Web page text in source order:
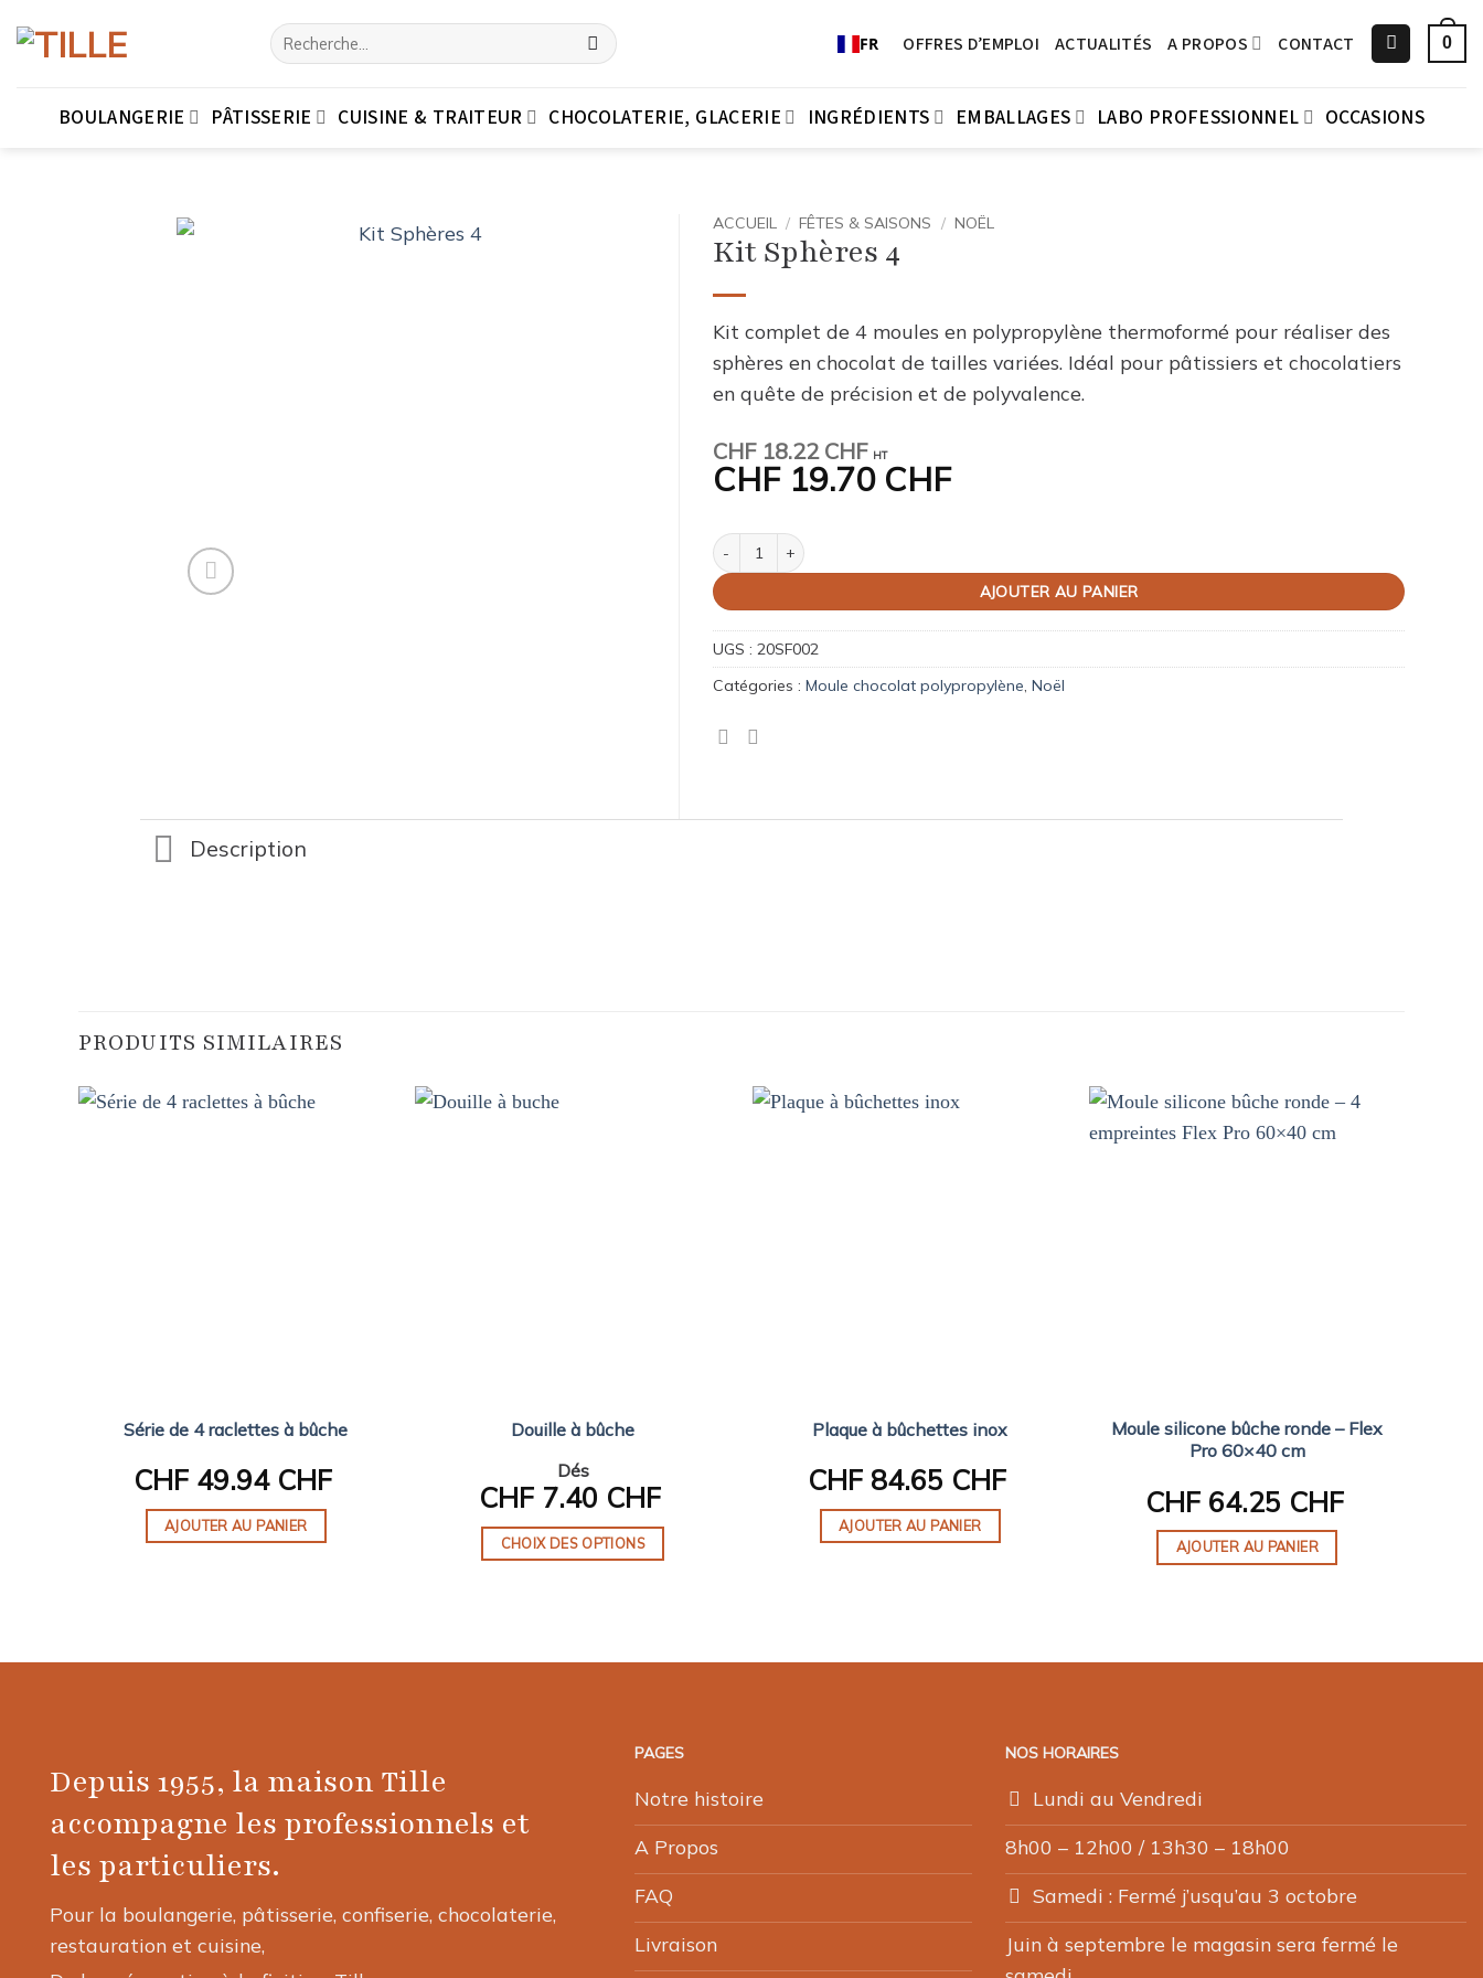
au
Recherche
pour :
FR OFFRES D’EMPLOI ACTUALITÉS A PROPOS CONTACT 0
BOULANGERIE PÂTISSERIE CUISINE & TRAITEUR CHOCOLATERIE, GLACERIE INGRÉDIENTS EMBALLAGES LABO PROFESSIONNEL OCCASIONS
ACCUEIL / FÊTES & SAISONS / NOËL
Kit Sphères 4
Kit complet de 4 moules en polypropylène thermoformé pour réaliser des
sphères en chocolat de tailles variées. Idéal pour pâtissiers et chocolatiers
en quête de précision et de polyvalence.
CHF18.22 CHF HT
CHF19.70 CHF
quantité de Kit Sphères 4
AJOUTER AU PANIER
UGS : 20SF002
Catégories : Moule chocolat polypropylène, Noël
Description
PRODUITS SIMILAIRES
Série de 4 raclettes à bûche
CHF 49.94 CHF
AJOUTER AU PANIER
Douille à bûche
Dés
CHF 7.40 CHF
CHOIX DES OPTIONS
choisies
Plaque à bûchettes inox
CHF 84.65 CHF
AJOUTER AU PANIER
Moule silicone bûche ronde – Flex
Pro 60×40 cm
CHF64.25 CHF
AJOUTER AU PANIER
Depuis 1955, la maison Tille
accompagne les professionnels et
les particuliers.
Pour la boulangerie, pâtisserie, confiserie, chocolaterie,
restauration et cuisine,
PAGES
Notre histoire
A Propos
FAQ
Livraison
NOS HORAIRES
Lundi au Vendredi
8h00 – 12h00 / 13h30 – 18h00
Samedi : Fermé j’usqu’au 3 octobre
Juin à septembre le magasin sera fermé le